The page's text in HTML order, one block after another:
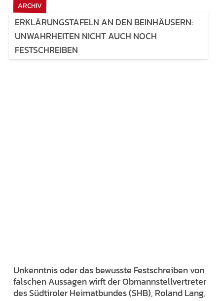
ARCHIV
ERKLÄRUNGSTAFELN AN DEN BEINHÄUSERN:
UNWAHRHEITEN NICHT AUCH NOCH
FESTSCHREIBEN
Unkenntnis oder das bewusste Festschreiben von
falschen Aussagen wirft der Obmannstellvertreter
des Südtiroler Heimatbundes (SHB), Roland Lang,